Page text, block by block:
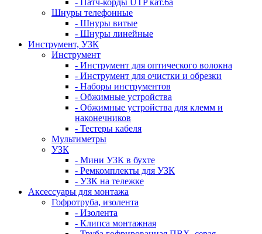
- Патч-корды UTP кат.6а
Шнуры телефонные
- Шнуры витые
- Шнуры линейные
Инструмент, УЗК
Инструмент
- Инструмент для оптического волокна
- Инструмент для очистки и обрезки
- Наборы инструментов
- Обжимные устройства
- Обжимные устройства для клемм и
наконечников
- Тестеры кабеля
Мультиметры
УЗК
- Мини УЗК в бухте
- Ремкомплекты для УЗК
- УЗК на тележке
Аксессуары для монтажа
Гофротруба, изолента
- Изолента
- Клипса монтажная